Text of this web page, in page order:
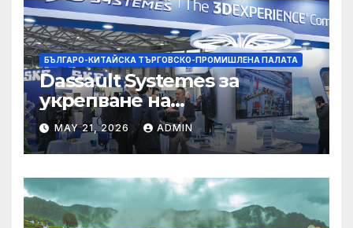
БЪЛГАРО-КИТАЙСКА ТЪРГОВСКО-ПРОМИШЛЕНА ПАЛАТА
Dassault Systemes за
укрепване на
изграждането на AI
екосистема в Китай
MAY 21, 2026 ADMIN